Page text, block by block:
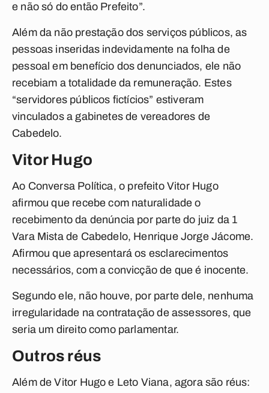
e não só do então Prefeito”.
Além da não prestação dos serviços públicos, as
pessoas inseridas indevidamente na folha de
pessoal em benefício dos denunciados, ele não
recebiam a totalidade da remuneração. Estes
“servidores públicos fictícios” estiveram
vinculados a gabinetes de vereadores de
Cabedelo.
Vitor Hugo
Ao Conversa Política, o prefeito Vitor Hugo
afirmou que recebe com naturalidade o
recebimento da denúncia por parte do juiz da 1
Vara Mista de Cabedelo, Henrique Jorge Jácome.
Afirmou que apresentará os esclarecimentos
necessários, com a convicção de que é inocente.
Segundo ele, não houve, por parte dele, nenhuma
irregularidade na contratação de assessores, que
seria um direito como parlamentar.
Outros réus
Além de Vitor Hugo e Leto Viana, agora são réus: